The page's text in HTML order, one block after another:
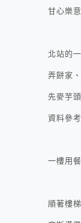
甘心樂
北站的
弄餅家
先麥芋
資料參
一樓用
順著樓